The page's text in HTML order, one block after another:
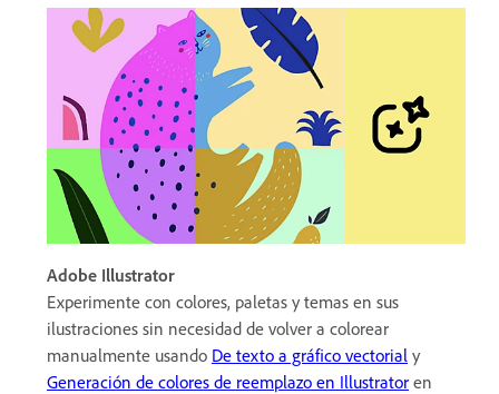
Adobe Illustrator
Experimente con colores, paletas y temas en sus
ilustraciones sin necesidad de volver a colorear
manualmente usando De texto a gráfico vectorial y
Generación de colores de reemplazo en Illustrator en